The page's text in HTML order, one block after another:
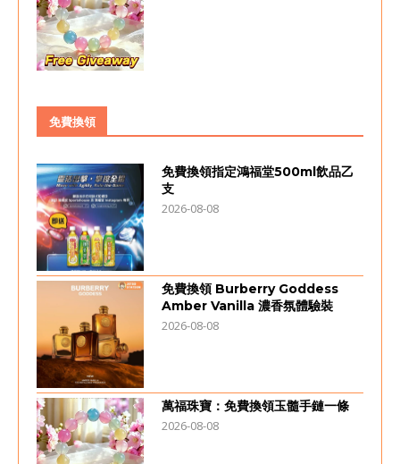
免費換領
免費換領指定鴻福堂500ml飲品乙
支
2026-08-08
免費換領 Burberry Goddess
Amber Vanilla 濃香氛體驗裝
2026-08-08
萬福珠寶：免費換領玉髓手鏈一條
2026-08-08